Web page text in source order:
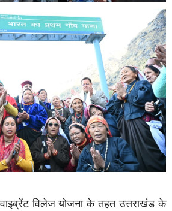
विलेज योजना के तहत उत्तराखंड के